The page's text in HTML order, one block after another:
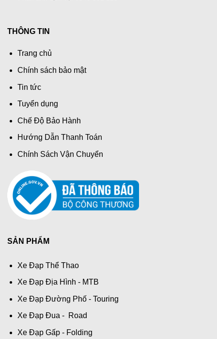
THÔNG TIN
Trang chủ
Chính sách bảo mật
Tin tức
Tuyển dụng
Chế Độ Bảo Hành
Hướng Dẫn Thanh Toán
Chính Sách Vận Chuyển
SẢN PHẨM
Xe Đạp Thể Thao
Xe Đạp Địa Hình - MTB
Xe Đạp Đường Phố - Touring
Xe Đạp Đua - Road
Xe Đạp Gấp - Folding